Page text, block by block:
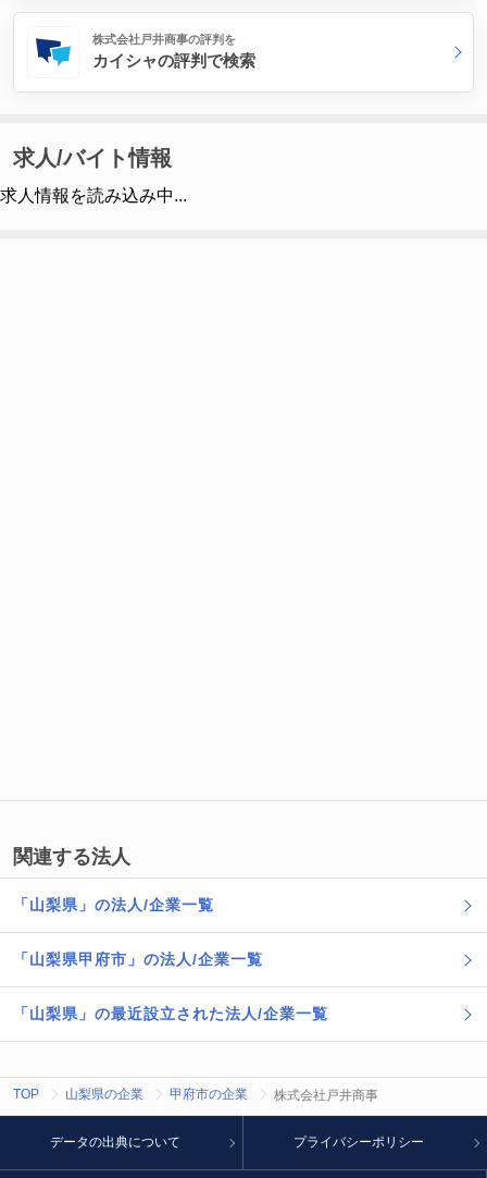
株式会社戸井商事の評判を
カイシャの評判で検索
求人/バイト情報
求人情報を読み込み中...
関連する法人
「山梨県」の法人/企業一覧
「山梨県甲府市」の法人/企業一覧
「山梨県」の最近設立された法人/企業一覧
TOP 山梨県の企業 甲府市の企業 株式会社戸井商事
データの出典について プライバシーポリシー